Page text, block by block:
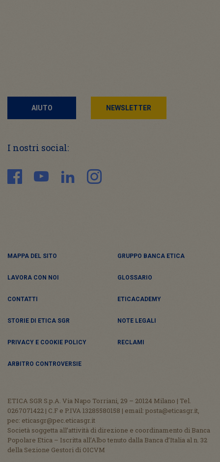
AIUTO NEWSLETTER
I nostri social:
MAPPA DEL SITO GRUPPO BANCA ETICA
LAVORA CON NOI GLOSSARIO
CONTATTI ETICACADEMY
STORIE DI ETICA SGR NOTE LEGALI
PRIVACY E COOKIE POLICY RECLAMI
ARBITRO CONTROVERSIE
ETICA SGR S.p.A. Via Napo Torriani, 29 – 20124 Milano | Tel.
0267071422 | C.F e P.IVA 13285580158 | email: posta@eticasgr.it,
pec: eticasgr@pec.eticasgr.it
Società soggetta all’attività di direzione e coordinamento di Banca
Popolare Etica – Iscritta all’Albo tenuto dalla Banca d’Italia al n. 32
della Sezione Gestori di OICVM